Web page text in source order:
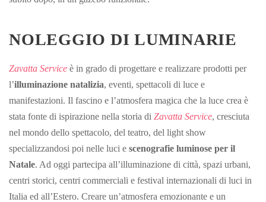
NOLEGGIO DI LUMINARIE
Zavatta Service è in grado di progettare e realizzare prodotti per
l’illuminazione natalizia, eventi, spettacoli di luce e
manifestazioni. Il fascino e l’atmosfera magica che la luce crea è
stata fonte di ispirazione nella storia di Zavatta Service, cresciuta
nel mondo dello spettacolo, del teatro, del light show
specializzandosi poi nelle luci e scenografie luminose per il
Natale. Ad oggi partecipa all’illuminazione di città, spazi urbani,
centri storici, centri commerciali e festival internazionali di luci in
Italia ed all’Estero. Creare un’atmosfera emozionante e un